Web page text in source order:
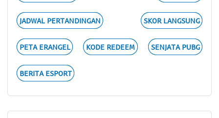
JADWAL PERTANDINGAN SKOR LANGSUNG
PETA ERANGEL KODE REDEEM SENJATA PUBG
BERITA ESPORT